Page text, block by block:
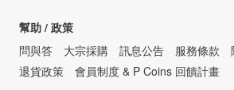
幫助 / 政策
問與答
大宗採購 訊息公告 服務條款
退貨政策
會員制度 & P Coins 回饋計畫